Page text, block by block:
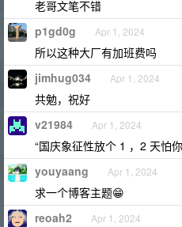
老哥文笔不错
p1gd0g Apr 1, 2024
所以这种大厂有加班费吗
jimhug034 Apr 1, 2024
共勉，祝好
v21984 Apr 1, 2024
“国庆象征性放个 1 ，2 天怕
youyaang Apr 1, 2024
求一个博客主题😁
reoah2 Apr 1, 2024